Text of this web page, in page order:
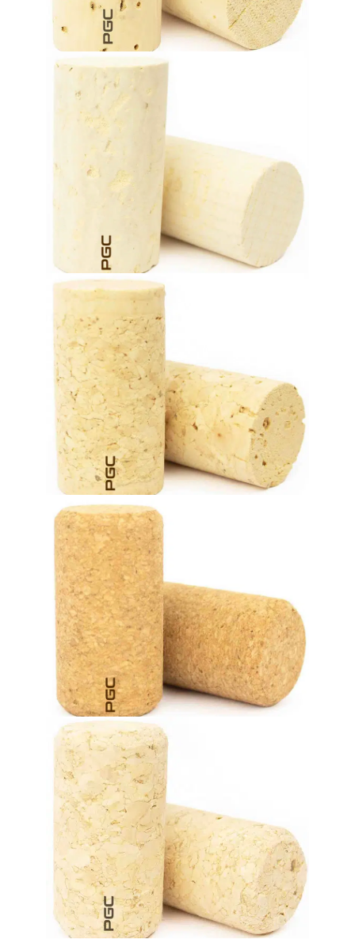
Naturkorkstopfen
Kolmierte Korken
Leicht und flexibel. Eine hervorragende Verschlusslösung
für hochwertige Weine, die bis zu 60 Monate in der
Flasche altern dürfen.
Technische Korkstopfen (1+1)
Technische Korken sind speziell für Weine mit einer
mittleren Reifezeit in der Flasche (zwischen zwei und vier
Jahren) entwickelt worden und passen perfekt dazu.
Mikroagglomerierte Korkstopfen
Bieten ein hohes Leistungsniveau zu einem äußerst
wettbewerbsfähigen Preis. Eine zuverlässige Lösung für
Weine, die bis zu 24 Monate in der Flasche lagern.
Eine erstklassige Verschlusslösung für Weine und andere
Getränke, die schnell konsumiert werden (bis zu 12
Monate). Bieten eine gute Leistung zu einem
außergewöhnlich wettbewerbsfähigen Preis.